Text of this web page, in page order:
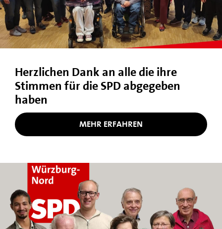
Herzlichen Dank an alle die ihre
Stimmen für die SPD abgegeben
haben
MEHR ERFAHREN